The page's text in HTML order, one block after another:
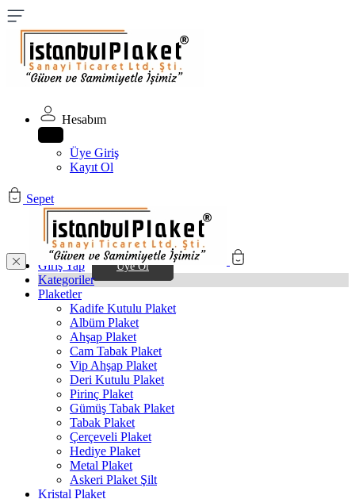
Hesabım
Üye Giriş
Kayıt Ol
Sepet
Giriş Yap Üye Ol
Kategoriler
Plaketler
Kadife Kutulu Plaket
Albüm Plaket
Ahşap Plaket
Cam Tabak Plaket
Vip Ahşap Plaket
Deri Kutulu Plaket
Pirinç Plaket
Gümüş Tabak Plaket
Tabak Plaket
Çerçeveli Plaket
Hediye Plaket
Metal Plaket
Askeri Plaket Şilt
Kristal Plaket